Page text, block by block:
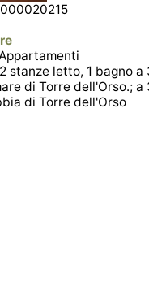
stanze letto, 1 bagno a
di Torre dell'Orso.; a
di Torre dell'Orso